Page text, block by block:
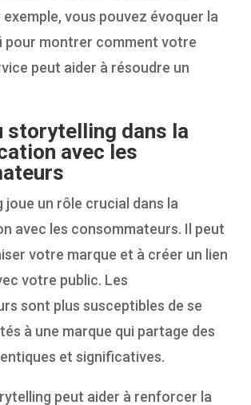
vous pouvez évoquer la
pour montrer comment votre
peut aider à résoudre un
storytelling dans la
avec les
un rôle crucial dans la
avec les consommateurs. Il peut
votre marque et à créer un lien
votre public. Les
sont plus susceptibles de se
à une marque qui partage des
et significatives.
peut aider à renforcer la